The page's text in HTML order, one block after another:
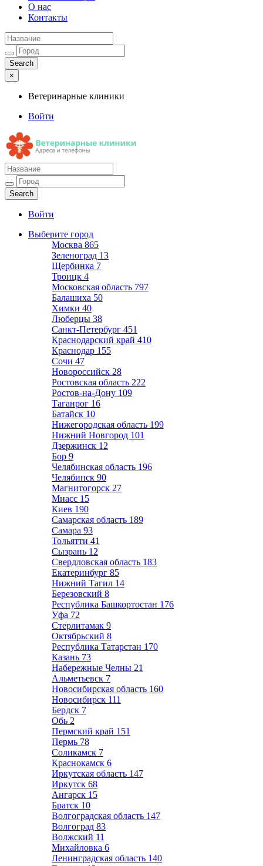
О нас
Контакты
×
Ветеринарные клиники
Войти
Ветеринарные клиники
Адреса и телефоны
Войти
Выберите город
Москва 865
Зеленоград 13
Щербинка 7
Троицк 4
Московская область 797
Балашиха 50
Химки 40
Люберцы 38
Санкт-Петербург 451
Краснодарский край 410
Краснодар 155
Сочи 47
Новороссийск 28
Ростовская область 222
Ростов-на-Дону 109
Таганрог 16
Батайск 10
Нижегородская область 199
Нижний Новгород 101
Дзержинск 12
Бор 9
Челябинская область 196
Челябинск 90
Магнитогорск 27
Миасс 15
Киев 190
Самарская область 189
Самара 93
Тольятти 41
Сызрань 12
Свердловская область 183
Екатеринбург 85
Нижний Тагил 14
Березовский 8
Республика Башкортостан 176
Уфа 72
Стерлитамак 9
Октябрьский 8
Республика Татарстан 170
Казань 73
Набережные Челны 21
Альметьевск 7
Новосибирская область 160
Новосибирск 111
Бердск 7
Обь 2
Пермский край 151
Пермь 78
Соликамск 7
Краснокамск 6
Иркутская область 147
Иркутск 68
Ангарск 15
Братск 10
Волгоградская область 147
Волгоград 83
Волжский 11
Михайловка 6
Ленинградская область 140